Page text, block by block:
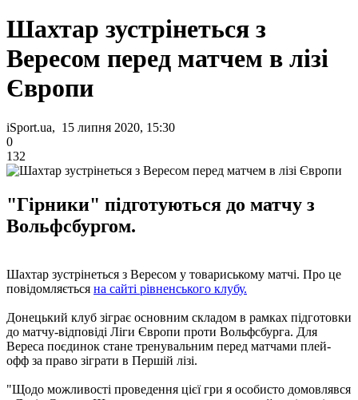
Шахтар зустрінеться з
Вересом перед матчем в лізі
Європи
iSport.ua, 15 липня 2020, 15:30
0
132
"Гірники" підготуються до матчу з
Вольфсбургом.
Шахтар зустрінеться з Вересом у товариському матчі. Про це
повідомляється на сайті рівненського клубу.
Донецький клуб зіграє основним складом в рамках підготовки
до матчу-відповіді Ліги Європи проти Вольфсбурга. Для
Вереса поєдинок стане тренувальним перед матчами плей-
офф за право зіграти в Першій лізі.
"Щодо можливості проведення цієї гри я особисто домовлявся